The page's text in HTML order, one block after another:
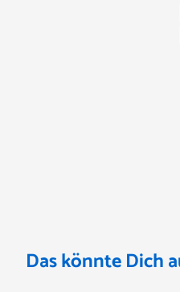
Das könnte Dich